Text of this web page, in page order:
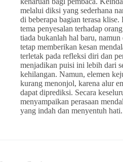
melalui diksi yang sederhana
di beberapa bagian terasa
tema penyesalan terhadap
tiada bukanlah hal baru, namun
tetap memberikan kesan
terletak pada refleksi diri dan
menjadikan puisi ini lebih dari
kehilangan. Namun, elemen
kurang menonjol, karena alur
dapat diprediksi. Secara
menyampaikan perasaan
yang indah dan menyentuh hati.